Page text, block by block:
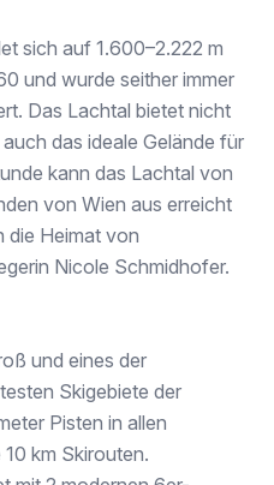
ca. 7 Gehminuten erreichbar ist
der Liegenschaft
Architektur und eine harmonische Einbettung in die alpine Landschaft.
Betreten empfängt Sie ein einladender Flur mit Garderobe, der in den großzügigen Wohn- und Essbereich führt.
ausreichend Platz für gesellige Stunden mit Familie und Freunden bietet.
zum Entspannen und Genießen der umliegenden Natur einlädt.
und eine separate Toilette.
man in das 1. Obergeschoss.
sich auf 1.600–2.222 m
und wurde seither immer
Das Lachtal bietet nicht
das ideale Gelände für
kann das Lachtal von
von Wien aus erreicht
die Heimat von
Nicole Schmidhofer.
und eines der
Skigebiete der
Pisten in allen
km Skirouten.